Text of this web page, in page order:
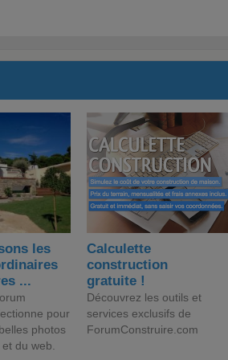
les
...
pour
photos
du web.
Calculette
construction
gratuite !
Découvrez les outils et
services exclusifs de
ForumConstruire.com